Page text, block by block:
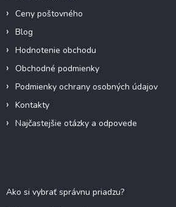
Ceny poštovného
Blog
Hodnotenie obchodu
Obchodné podmienky
Podmienky ochrany osobných údajov
Kontakty
Najčastejšie otázky a odpovede
Ako si vybrať správnu priadzu?